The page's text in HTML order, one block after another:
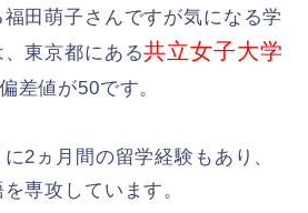
田萌子さんですが気になる学
東京都にある共立女子大学
差値が50です。
2ヵ月間の留学経験もあり、
専攻しています。